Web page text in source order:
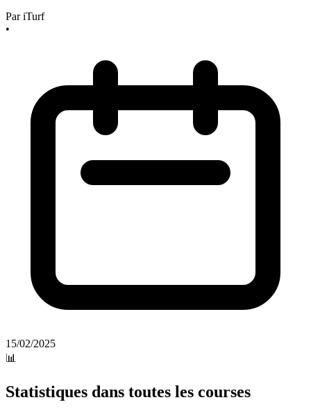
PariTurf
•
15/02/2025
📊
Statistiques dans toutes les courses